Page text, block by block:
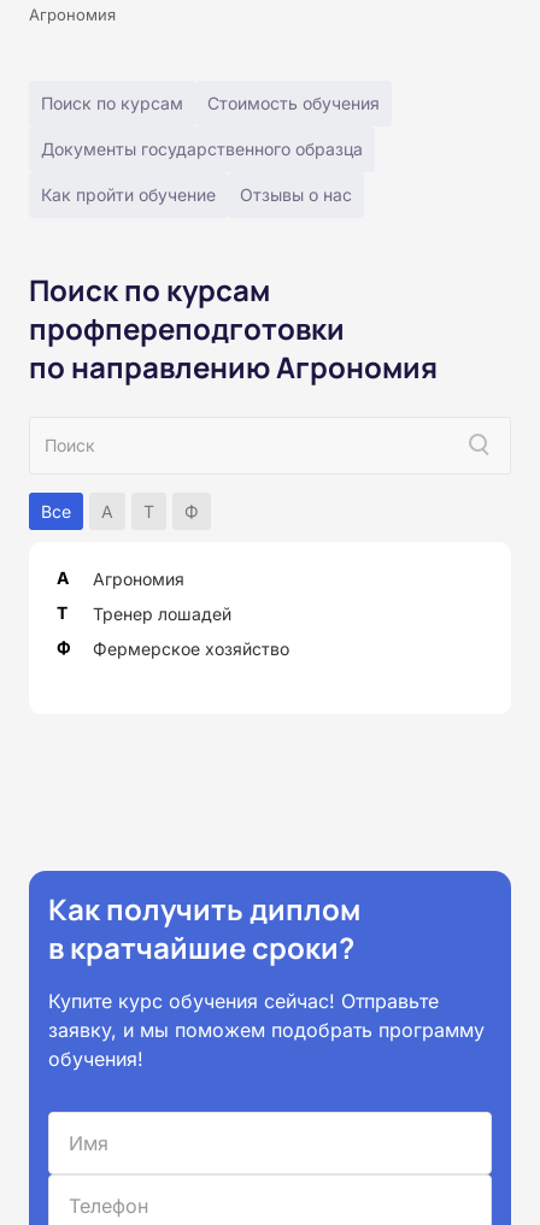
Агрономия
Поиск по курсам Стоимость обучения
Документы государственного образца
Как пройти обучение Отзывы о нас
Поиск по курсам
профпереподготовки
по направлению Агрономия
Все А Т Ф
А
Агрономия
Т
Тренер лошадей
Ф
Фермерское хозяйство
Как получить диплом
в кратчайшие сроки?
Купите курс обучения сейчас! Отправьте
заявку, и мы поможем подобрать программу
обучения!